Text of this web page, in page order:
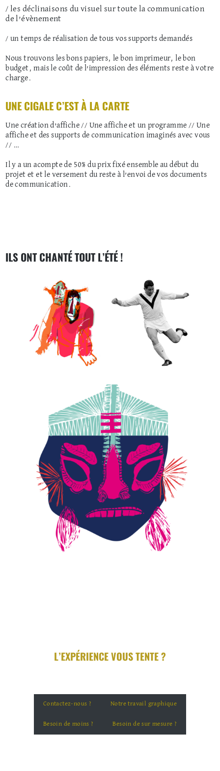
/ les déclinaisons du visuel sur toute la communication
de l’évènement
/ un temps de réalisation de tous vos supports demandés
Nous trouvons les bons papiers, le bon imprimeur, le bon
budget, mais le coût de l’impression des éléments reste à votre
charge.
UNE CIGALE C’EST À LA CARTE
Une création d’affiche // Une affiche et un programme // Une
affiche et des supports de communication imaginés avec vous
// …
Il y a un acompte de 50% du prix fixé ensemble au début du
projet et et le versement du reste à l’envoi de vos documents
de communication.
ILS ONT CHANTÉ TOUT L’ÉTÉ !
L’EXPÉRIENCE VOUS TENTE ?
Contactez-nous ? Notre travail graphique
Besoin de moins ? Besoin de sur mesure ?